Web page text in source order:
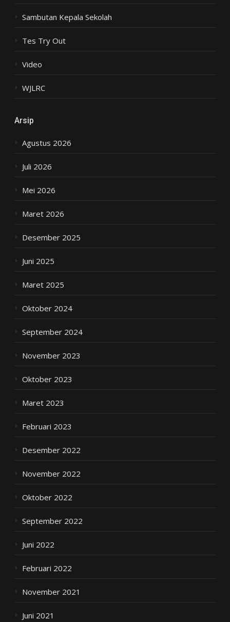
Sambutan Kepala Sekolah
Tes Try Out
Video
WJLRC
Arsip
Agustus 2026
Juli 2026
Mei 2026
Maret 2026
Desember 2025
Juni 2025
Maret 2025
Oktober 2024
September 2024
November 2023
Oktober 2023
Maret 2023
Februari 2023
Desember 2022
November 2022
Oktober 2022
September 2022
Juni 2022
Februari 2022
November 2021
Juni 2021